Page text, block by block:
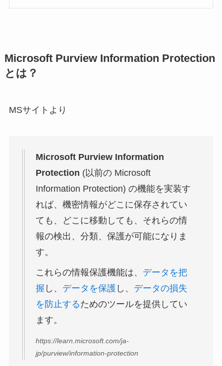
Microsoft Purview Information Protection
とは？
MSサイトより
Microsoft Purview Information
Protection (以前の Microsoft
Information Protection) の機能を実装す
れば、機密情報がどこに保存されてい
ても、どこに移動しても、それらの情
報の検出、分類、保護が可能になりま
す。
これらの情報保護機能は、 データを把
握 し、 データを保護 し、 データの損失
を防止するためのツールを提供してい
ます。
https://learn.microsoft.com/ja-
jp/purview/information-protection